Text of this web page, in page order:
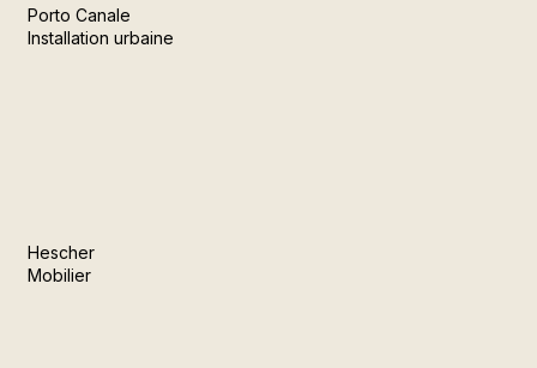
Porto Canale
Installation urbaine
Hescher
Mobilier